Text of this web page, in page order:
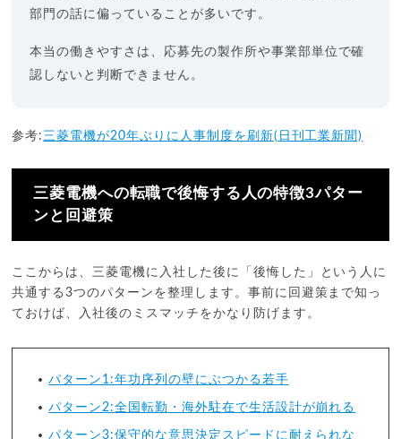
部門の話に偏っていることが多いです。
本当の働きやすさは、応募先の製作所や事業部単位で確
認しないと判断できません。
参考:三菱電機が20年ぶりに人事制度を刷新(日刊工業新聞)
三菱電機への転職で後悔する人の特徴3パター
ンと回避策
ここからは、三菱電機に入社した後に「後悔した」という人に
共通する3つのパターンを整理します。事前に回避策まで知っ
ておけば、入社後のミスマッチをかなり防げます。
パターン1:年功序列の壁にぶつかる若手
パターン2:全国転勤・海外駐在で生活設計が崩れる
パターン3:保守的な意思決定スピードに耐えられな